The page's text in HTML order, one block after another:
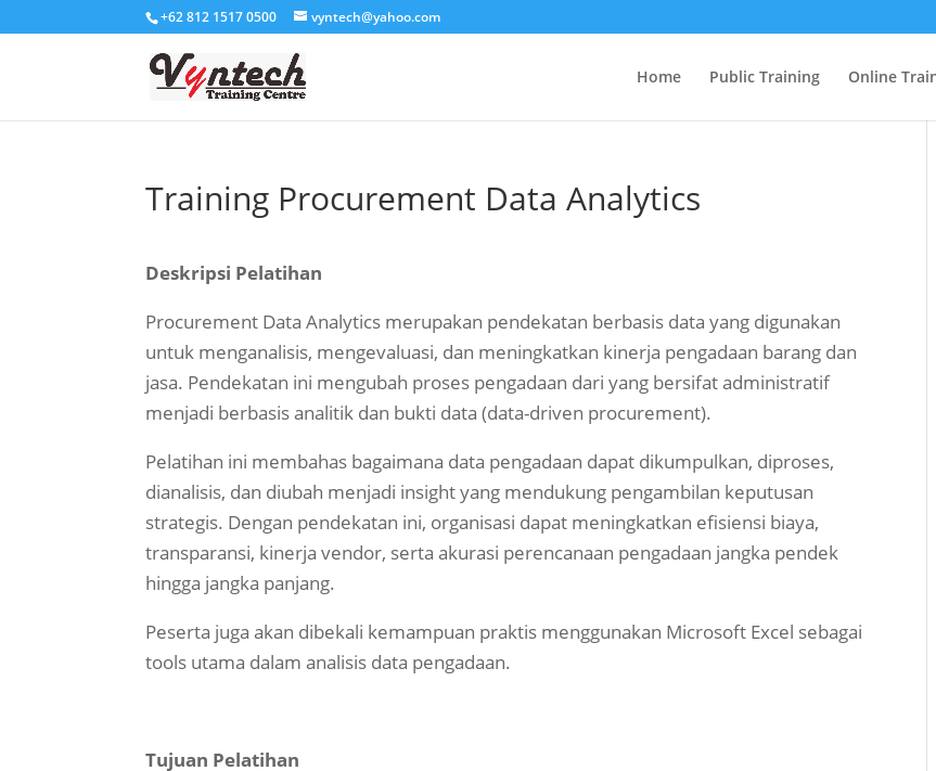
+62 812 1517 0500 vyntech@yahoo.com
Home Public Training Online
Training Procurement Data Analytics
Deskripsi Pelatihan
Procurement Data Analytics merupakan pendekatan berbasis data yang digunakan
untuk menganalisis, mengevaluasi, dan meningkatkan kinerja pengadaan barang dan
jasa. Pendekatan ini mengubah proses pengadaan dari yang bersifat administratif
menjadi berbasis analitik dan bukti data (data-driven procurement).
Pelatihan ini membahas bagaimana data pengadaan dapat dikumpulkan, diproses,
dianalisis, dan diubah menjadi insight yang mendukung pengambilan keputusan
strategis. Dengan pendekatan ini, organisasi dapat meningkatkan efisiensi biaya,
transparansi, kinerja vendor, serta akurasi perencanaan pengadaan jangka pendek
hingga jangka panjang.
Peserta juga akan dibekali kemampuan praktis menggunakan Microsoft Excel sebagai
tools utama dalam analisis data pengadaan.
Tujuan Pelatihan